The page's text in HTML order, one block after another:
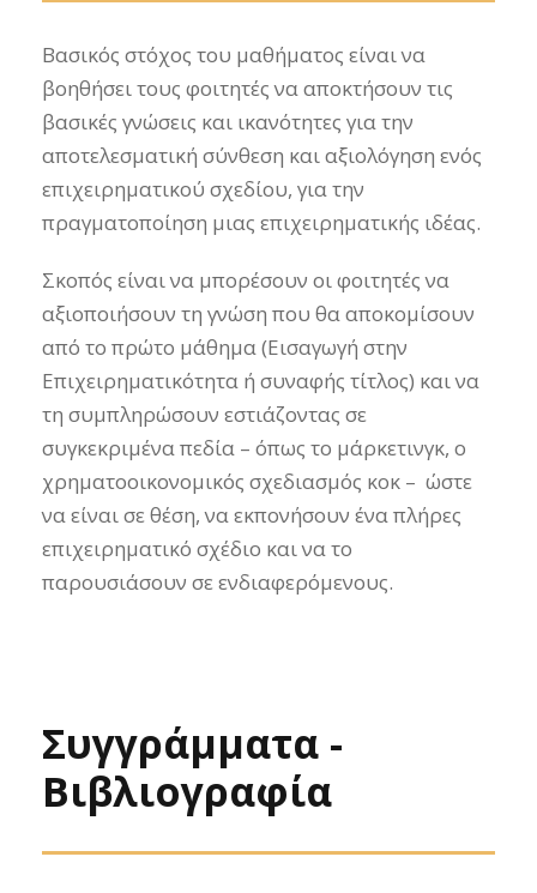
Βασικός στόχος του μαθήματος είναι να
βοηθήσει τους φοιτητές να αποκτήσουν τις
βασικές γνώσεις και ικανότητες για την
αποτελεσματική σύνθεση και αξιολόγηση ενός
επιχειρηματικού σχεδίου, για την
πραγματοποίηση μιας επιχειρηματικής ιδέας.
Σκοπός είναι να μπορέσουν οι φοιτητές να
αξιοποιήσουν τη γνώση που θα αποκομίσουν
από το πρώτο μάθημα (Εισαγωγή στην
Επιχειρηματικότητα ή συναφής τίτλος) και να
τη συμπληρώσουν εστιάζοντας σε
συγκεκριμένα πεδία – όπως το μάρκετινγκ, ο
χρηματοοικονομικός σχεδιασμός κοκ – ώστε
να είναι σε θέση, να εκπονήσουν ένα πλήρες
επιχειρηματικό σχέδιο και να το
παρουσιάσουν σε ενδιαφερόμενους.
Συγγράμματα -
Βιβλιογραφία